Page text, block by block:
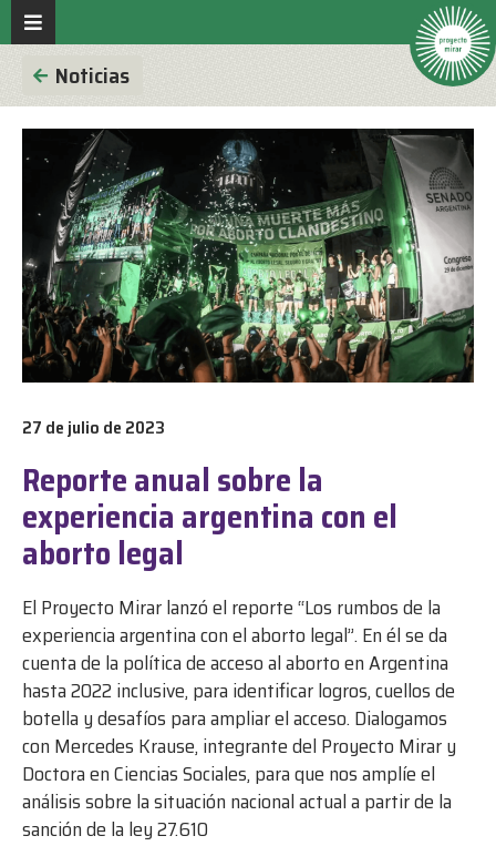
Noticias
27 de julio de 2023
Reporte anual sobre la
experiencia argentina con el
aborto legal
El Proyecto Mirar lanzó el reporte “Los rumbos de la
experiencia argentina con el aborto legal”. En él se da
cuenta de la política de acceso al aborto en Argentina
hasta 2022 inclusive, para identificar logros, cuellos de
botella y desafíos para ampliar el acceso. Dialogamos
con Mercedes Krause, integrante del Proyecto Mirar y
Doctora en Ciencias Sociales, para que nos amplíe el
análisis sobre la situación nacional actual a partir de la
sanción de la ley 27.610